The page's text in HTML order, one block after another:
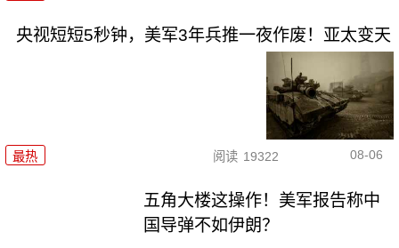
央视短短5秒钟，美军3年兵推一夜作废！亚太变天
最热 阅读 19322 08-06
五角大楼这操作！美军报告称中
国导弹不如伊朗？